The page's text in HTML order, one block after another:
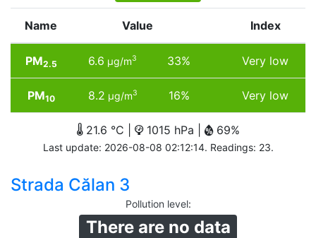
Name Value Index
PM2.5 6.6 µg/m3 33% Very low
PM10 8.2 µg/m3 16% Very low
21.6 °C | 1015 hPa | 69%
Last update: 2026-08-08 02:12:14. Readings: 23.
Strada Călan 3
Pollution level:
There are no data